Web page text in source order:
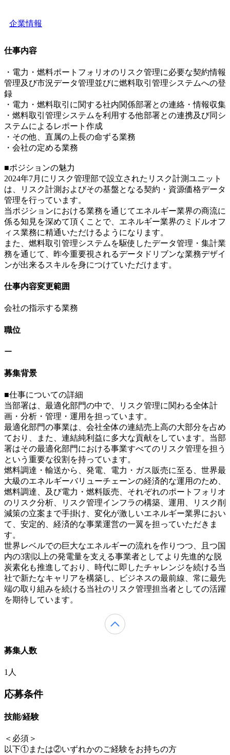
企業情報
仕事内容
・電力・燃料ポートフォリオのリスク管理に必要な契約情報
管理及び市況データ管理並びに燃料取引管理システムへの登
録
・電力・燃料取引に関する社内関係部署との連絡・情報収集
・燃料取引管理システムを利用する他部署との連携及び同シ
ステムによるレポート作成
・その他、直属の上長の命ずる業務
・会社の定める業務
■ポジションの魅力
2024年7月にリスク管理部で設立されたリスク計測ユニット
は、リスク計測およびその基盤となる契約・資源価格データ
管理を行っています。
当ポジションにおける業務を通じてエネルギー業界の商流に
係る知見を深めて頂くことで、エネルギー業界のミドルオフ
ィス業務に精通いただけるようになります。
また、燃料取引管理システムを駆使したデータ管理・集計業
務を通じて、昨今重要視されるデータドリブンな業務デザイ
ンが出来るスキルを身につけていただけます。
仕事内容変更範囲
会社の指示する業務
職位
ー
募集背景
■仕事についての詳細
当部署は、最適化部門の中で、リスク管理に関わる全体計
画・分析・管理・運用を担っています。
最適化部門の事業は、会社全体の連結売上高の大部分を占め
ており、また、連結純利益に多大な貢献をしています。当部
署はその最適化部門における事業すべてのリスク管理を担う
という重要な役割を持っています。
燃料調達・輸送から、発電、電力・ガス販売に至る、世界最
大級のエネルギーバリューチェーンの経済的な運用のため、
燃料調達、及び電力・燃料販売、それぞれのポートフォリオ
のリスク分析、リスク管理インフラの構築、運用、リスク削
減策の立案まで手掛け、変化が激しいエネルギー業界におい
て、安定的、経済的な事業運営の一翼を担っていただきま
す。
世界レベルでの巨大なエネルギーの流れを作りつつ、且つ国
内の3割以上の発電量を支える事業者としてより先進的な脱
炭素化も推進しており、時代に即したチャレンジを続ける当
社で新たなキャリアを構築し、ビジネスの最前線、常に最先
端の取り組みを続ける当社のリスク管理担当者としての活躍
を期待しています。
募集人数
1人
応募条件
技能/経験
＜必須＞
以下①または②いずれかのご経験をお持ちの方